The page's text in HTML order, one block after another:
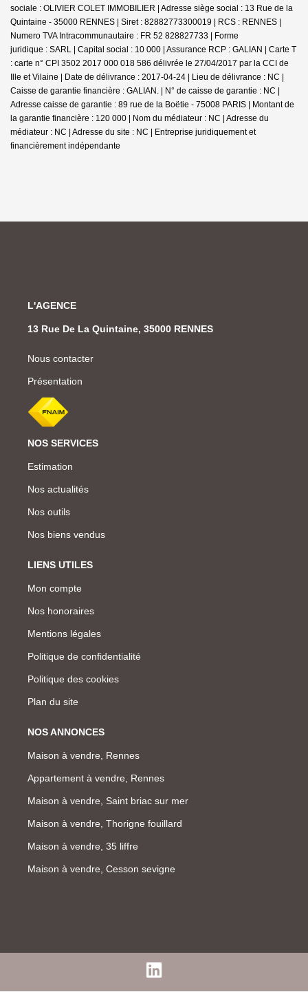
sociale : OLIVIER COLET IMMOBILIER | Adresse siège social : 13 Rue de la
Quintaine - 35000 RENNES | Siret : 82882773300019 | RCS : RENNES |
Numero TVA Intracommunautaire : FR 52 828827733 | Forme
juridique : SARL | Capital social : 10 000 | Assurance RCP : GALIAN | Carte T
: carte n° CPI 3502 2017 000 018 586 délivrée le 27/04/2017 par la CCI de
Ille et Vilaine | Date de délivrance : 2017-04-24 | Lieu de délivrance : NC |
Caisse de garantie financière : GALIAN. | N° de caisse de garantie : NC |
Adresse caisse de garantie : 89 rue de la Boëtie - 75008 PARIS | Montant de
la garantie financière : 120 000 | Nom du médiateur : NC | Adresse du
médiateur : NC | Adresse du site : NC | Entreprise juridiquement et
financièrement indépendante
L'AGENCE
13 Rue De La Quintaine, 35000 RENNES
Nous contacter
Présentation
NOS SERVICES
Estimation
Nos actualités
Nos outils
Nos biens vendus
LIENS UTILES
Mon compte
Nos honoraires
Mentions légales
Politique de confidentialité
Politique des cookies
Plan du site
NOS ANNONCES
Maison à vendre, Rennes
Appartement à vendre, Rennes
Maison à vendre, Saint briac sur mer
Maison à vendre, Thorigne fouillard
Maison à vendre, 35 liffre
Maison à vendre, Cesson sevigne